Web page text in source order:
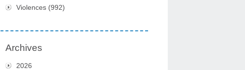
Violences (992)
Archives
2026